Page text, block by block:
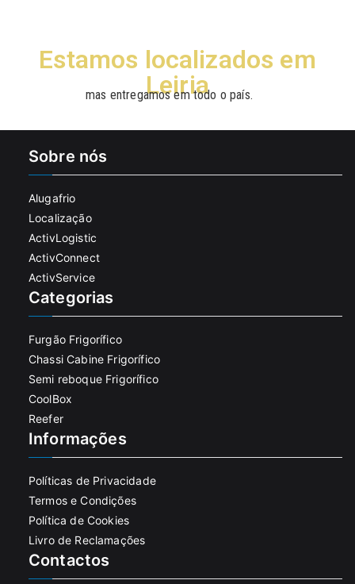
Estamos localizados em
Leiria
mas entregamos em todo o país.
Sobre nós
Alugafrio
Localização
ActivLogistic
ActivConnect
ActivService
Categorias
Furgão Frigorífico
Chassi Cabine Frigorífico
Semi reboque Frigorífico
CoolBox
Reefer
Informações
Políticas de Privacidade
Termos e Condições
Política de Cookies
Livro de Reclamações
Contactos